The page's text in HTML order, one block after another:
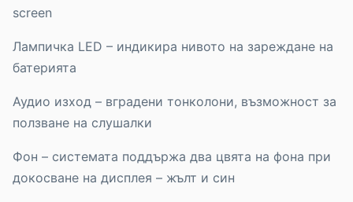
screen
Лампичка LED – индикира нивото на зареждане на
батерията
Аудио изход – вградени тонколони, възможност за
ползване на слушалки
Фон – системата поддържа два цвята на фона при
докосване на дисплея – жълт и син